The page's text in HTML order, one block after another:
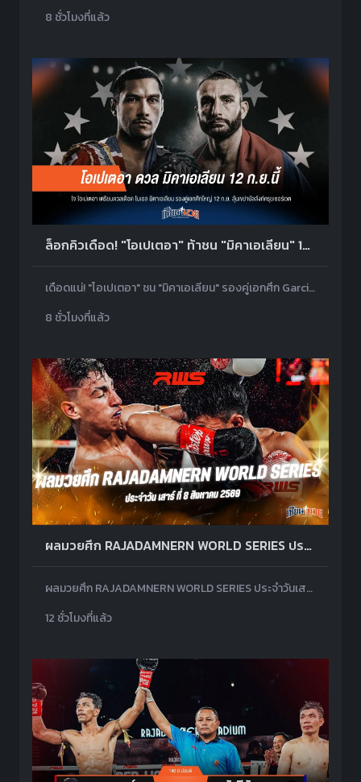
8 ชั่วโมงที่แล้ว
ล็อกคิวเดือด! "โอเปเตอา" ท้าชน "มิคาเอเลียน" 12 ก.ย.นี้
เดือดแน่! "โอเปเตอา" ชน "มิคาเอเลียน" รองคู่เอกศึก Garcia-Benn 12 ก.ย.นี้ ที่ลาสเวกัส
8 ชั่วโมงที่แล้ว
ผลมวยศึก RAJADAMNERN WORLD SERIES ประจำวันเสาร์ที่ 8 สิงหาคม 2569
ผลมวยศึก RAJADAMNERN WORLD SERIES ประจำวันเสาร์ที่ 8 สิงหาคม 2569 โดยมีคู่เอกเป็น ดามพ์ พรัญชัย พบ กับปิตัน เพชรยินดีอะคาเดมี่
12 ชั่วโมงที่แล้ว